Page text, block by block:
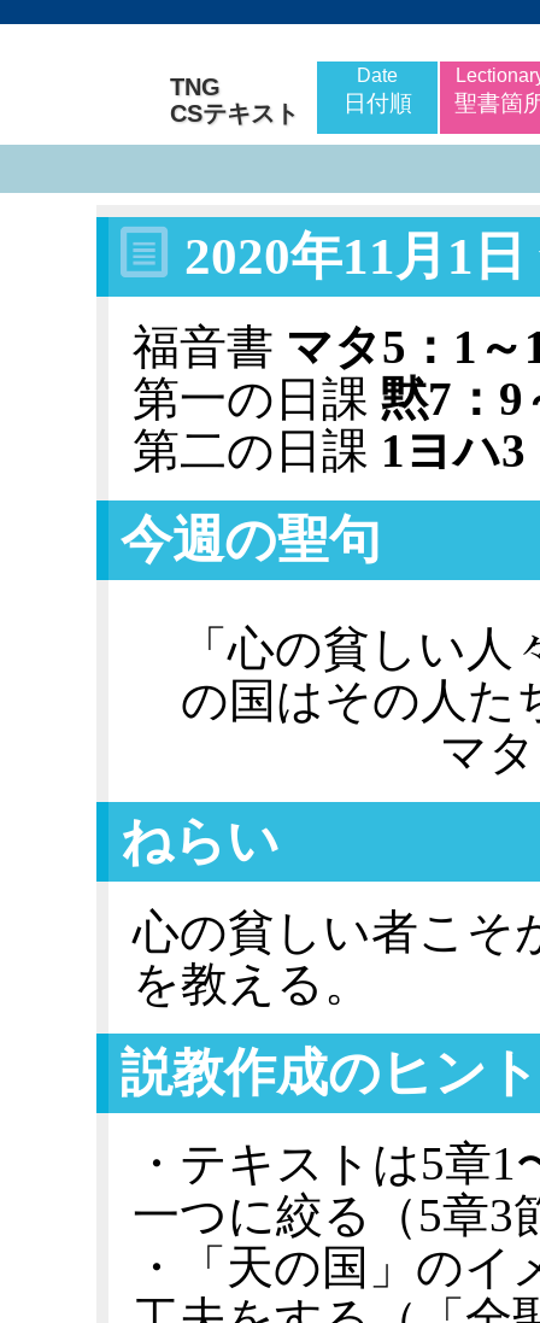
TNG
CSテキスト
Date
日付順 聖書箇
2020年11月1
福音書 マタ5：1～
第一の日課 黙7：9
第二の日課 1ヨハ3
今週の聖句
「心の貧しい
の国はその人た
マ
ねらい
心の貧しい者こそ
を教える。
説教作成のヒント
・テキストは5章
一つに絞る（5章3
・「天の国」の